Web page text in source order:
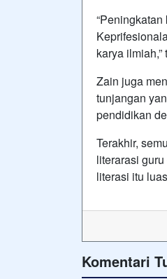
karya
Zain juga
tunjangan
pendidikan
Terakhir,
literarasi
literasi itu
Komentari